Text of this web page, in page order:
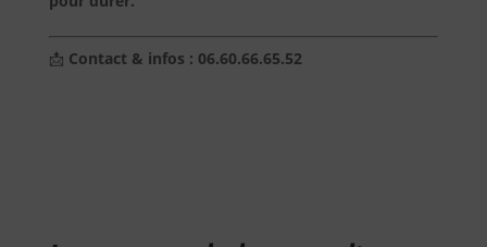
📩 Contact & infos : 06.60.66.65.52